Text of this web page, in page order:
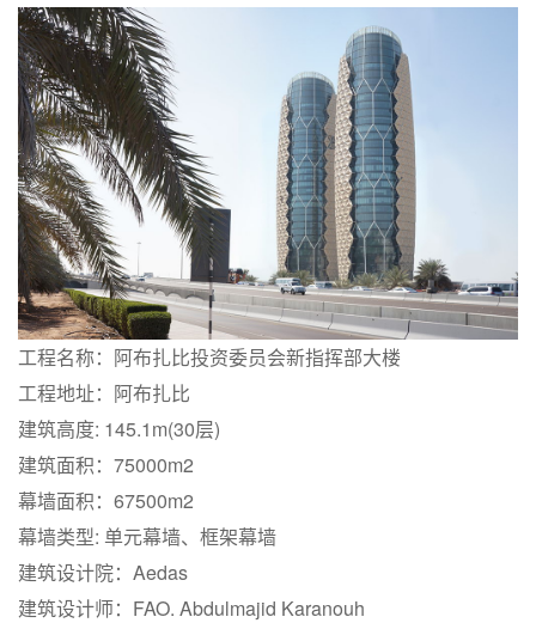
工程名称：阿布扎比投资委员会新指挥部大楼
工程地址：阿布扎比
建筑高度: 145.1m(30层)
建筑面积：75000m2
幕墙面积：67500m2
幕墙类型: 单元幕墙、框架幕墙
建筑设计院：Aedas
建筑设计师：FAO. Abdulmajid Karanouh